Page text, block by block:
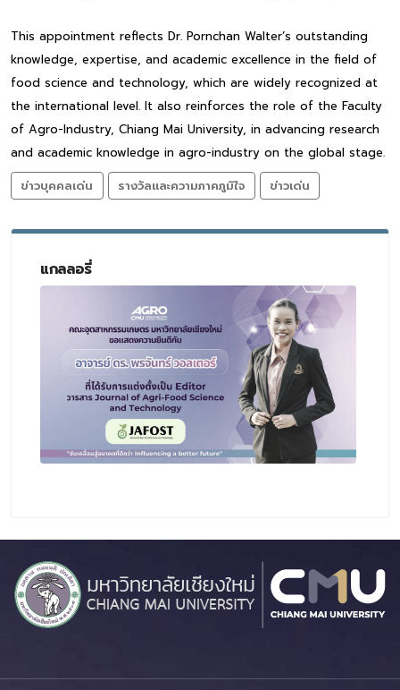
This appointment reflects Dr. Pornchan Walter’s outstanding
knowledge, expertise, and academic excellence in the field of
food science and technology, which are widely recognized at
the international level. It also reinforces the role of the Faculty
of Agro-Industry, Chiang Mai University, in advancing research
and academic knowledge in agro-industry on the global stage.
ข่าวบุคคลเด่น
รางวัลและความภาคภูมิใจ ข่าวเด่น
แกลลอรี่